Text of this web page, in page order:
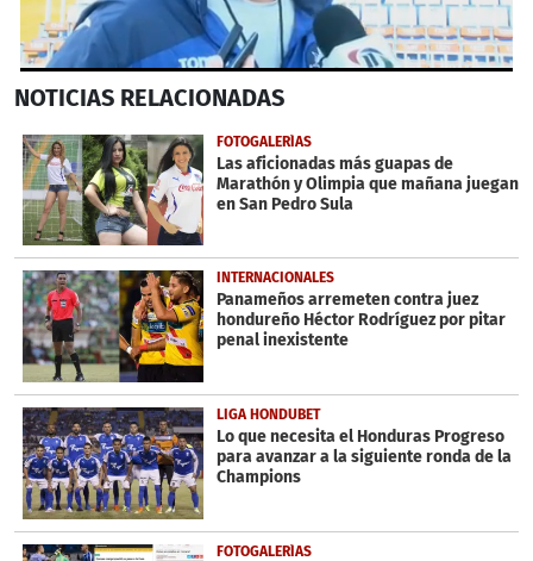
seconds
36
seconds
NOTICIAS RELACIONADAS
FOTOGALERÍAS
Las aficionadas más guapas de
Marathón y Olimpia que mañana juegan
en San Pedro Sula
INTERNACIONALES
Panameños arremeten contra juez
hondureño Héctor Rodríguez por pitar
penal inexistente
LIGA HONDUBET
Lo que necesita el Honduras Progreso
para avanzar a la siguiente ronda de la
Champions
FOTOGALERÍAS